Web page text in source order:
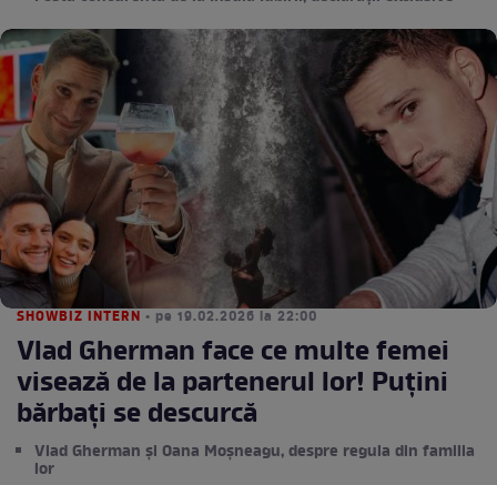
SHOWBIZ INTERN • pe 19.02.2026 la 22:00
Vlad Gherman face ce multe femei
visează de la partenerul lor! Puţini
bărbaţi se descurcă
Vlad Gherman și Oana Moșneagu, despre regula din familia
lor